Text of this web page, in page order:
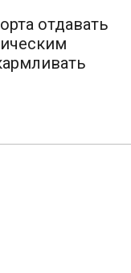
отдавать